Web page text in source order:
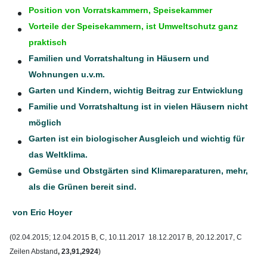
Position von Vorratskammern, Speisekammer
Vorteile der Speisekammern, ist Umweltschutz ganz
praktisch
Familien und Vorratshaltung in Häusern und
Wohnungen u.v.m.
Garten und Kindern, wichtig Beitrag zur Entwicklung
Familie und Vorratshaltung ist in vielen Häusern nicht
möglich
Garten ist ein biologischer Ausgleich und wichtig für
das Weltklima.
Gemüse und Obstgärten sind Klimareparaturen, mehr,
als die Grünen bereit sind.
von Eric Hoyer
(02.04.2015; 12.04.2015 B, C, 10.11.2017 18.12.2017 B, 20.12.2017, C
Zeilen Abstand, 23,91,2924)